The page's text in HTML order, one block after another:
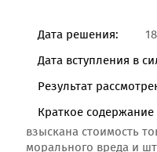
Дата решения:
Дата вступления в
Результат
Краткое
взыскана стоимость
морального вреда и